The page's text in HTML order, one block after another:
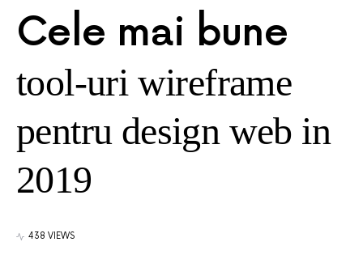
Cele mai bune
tool-uri wireframe
pentru design web in
2019
438 VIEWS